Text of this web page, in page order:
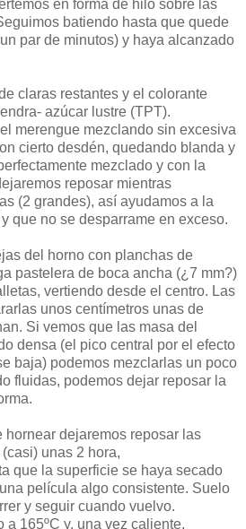
en forma de hilo sobre las
batiendo hasta que quede
par de minutos) y haya alcanzado
claras restantes y el colorante
azúcar lustre (TPT).
merengue mezclando sin excesiva
cierto desdén, quedando blanda y
mezclado y con la
reposar mientras
(2 grandes), así ayudamos a la
que no se desparrame en exceso.
del horno con planchas de
pastelera de boca ancha (¿7 mm?)
vertiendo desde el centro. Las
unos centímetros unas de
Si vemos que las masa del
densa (el pico central por el efecto
baja) podemos mezclarlas un poco
fluidas, podemos dejar reposar la
hornear dejaremos reposar las
unas 2 hora,
que la superficie se haya secado
película algo consistente. Suelo
y seguir cuando vuelvo.
a 165ºC y, una vez caliente,